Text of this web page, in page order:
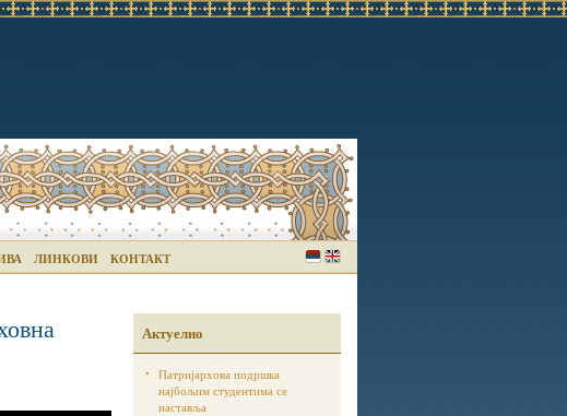
ЛИНКОВИ КОНТАКТ
Актуелно
Патријархова подршка
најбољим студентима се
наставља